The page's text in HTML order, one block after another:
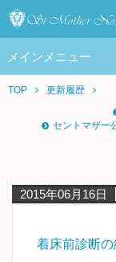
メインメニュー
TOP
更新履歴
セントマザー
2015年06月16日
着床前診断